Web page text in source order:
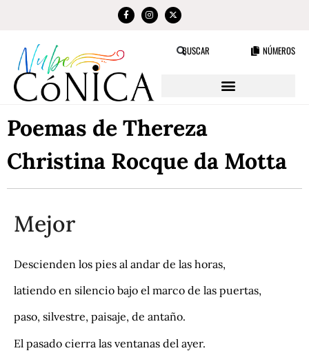
BUSCAR NÚMEROS
Poemas de Thereza
Christina Rocque da Motta
Mejor
Descienden los pies al andar de las horas,
latiendo en silencio bajo el marco de las puertas,
paso, silvestre, paisaje, de antaño.
El pasado cierra las ventanas del ayer.